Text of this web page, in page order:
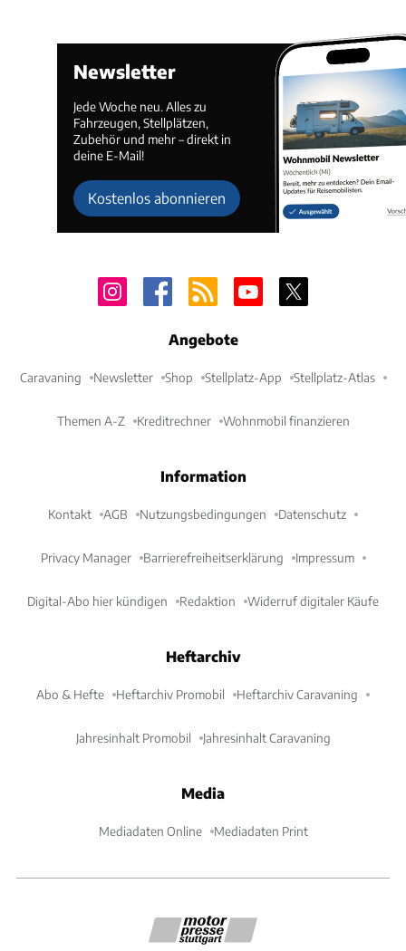
Newsletter
Jede Woche neu. Alles zu
Fahrzeugen, Stellplätzen,
Zubehör und mehr – direkt in
deine E-Mail!
Kostenlos abonnieren
Angebote
Caravaning Newsletter Shop Stellplatz-App Stellplatz-Atlas
Themen A-Z Kreditrechner Wohnmobil finanzieren
Information
Kontakt AGB Nutzungsbedingungen Datenschutz
Privacy Manager Barrierefreiheitserklärung Impressum
Digital-Abo hier kündigen Redaktion Widerruf digitaler Käufe
Heftarchiv
Abo & Hefte Heftarchiv Promobil Heftarchiv Caravaning
Jahresinhalt Promobil Jahresinhalt Caravaning
Media
Mediadaten Online Mediadaten Print